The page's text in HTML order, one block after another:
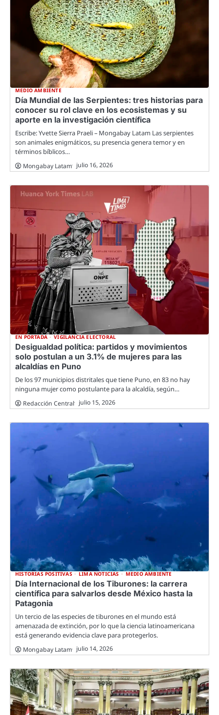
MEDIO AMBIENTE
Día Mundial de las Serpientes: tres historias para
conocer su rol clave en los ecosistemas y su
aporte en la investigación científica
Escribe: Yvette Sierra Praeli – Mongabay Latam Las serpientes
son animales enigmáticos, su presencia genera temor y en
términos bíblicos…
Mongabay Latam julio 16, 2026
EN PORTADA VIGILANCIA ELECTORAL
Desigualdad política: partidos y movimientos
solo postulan a un 3.1% de mujeres para las
alcaldías en Puno
De los 97 municipios distritales que tiene Puno, en 83 no hay
ninguna mujer como postulante para la alcaldía, según…
Redacción Central julio 15, 2026
HISTORIAS POSITIVAS LIMA NOTICIAS MEDIO AMBIENTE
Día Internacional de los Tiburones: la carrera
científica para salvarlos desde México hasta la
Patagonia
Un tercio de las especies de tiburones en el mundo está
amenazada de extinción, por lo que la ciencia latinoamericana
está generando evidencia clave para protegerlos.
Mongabay Latam julio 14, 2026